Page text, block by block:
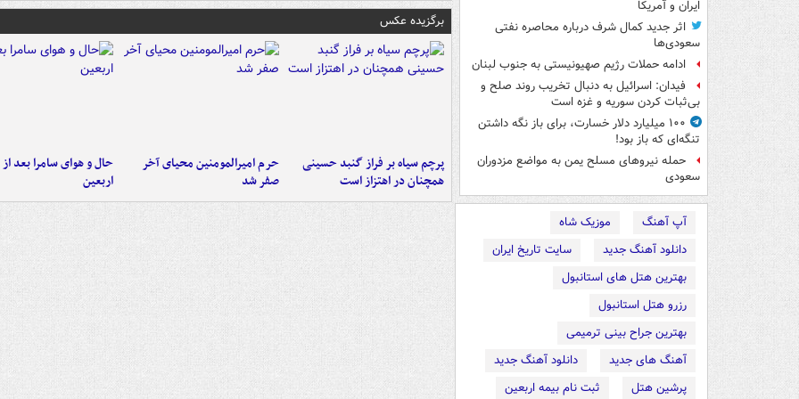
ایران و آمریکا
اثر جدید کمال شرف درباره محاصره نفتی
سعودی‌ها
ادامه حملات رژیم صهیونیستی به جنوب لبنان
فیدان: اسرائیل به دنبال تخریب روند صلح و
بی‌ثبات کردن سوریه و غزه است
۱۰۰ میلیارد دلار خسارت، برای باز نگه داشتن
تنگه‌ای که باز بود!
حمله نیروهای مسلح یمن به مواضع مزدوران
سعودی
آپ آهنگ
موزیک شاه
دانلود آهنگ جدید
سایت تاریخ ایران
بهترین هتل های استانبول
رزرو هتل استانبول
بهترین جراح بینی ترمیمی
آهنگ های جدید
دانلود آهنگ جدید
پرشین هتل
ثبت نام بیمه اربعین
برگزیده عکس
پرچم سیاه بر فراز گنبد حسینی
همچنان در اهتزاز است
حرم امیرالمومنین محیای آخر
صفر شد
حال و هوای سامرا بعد از
اربعین